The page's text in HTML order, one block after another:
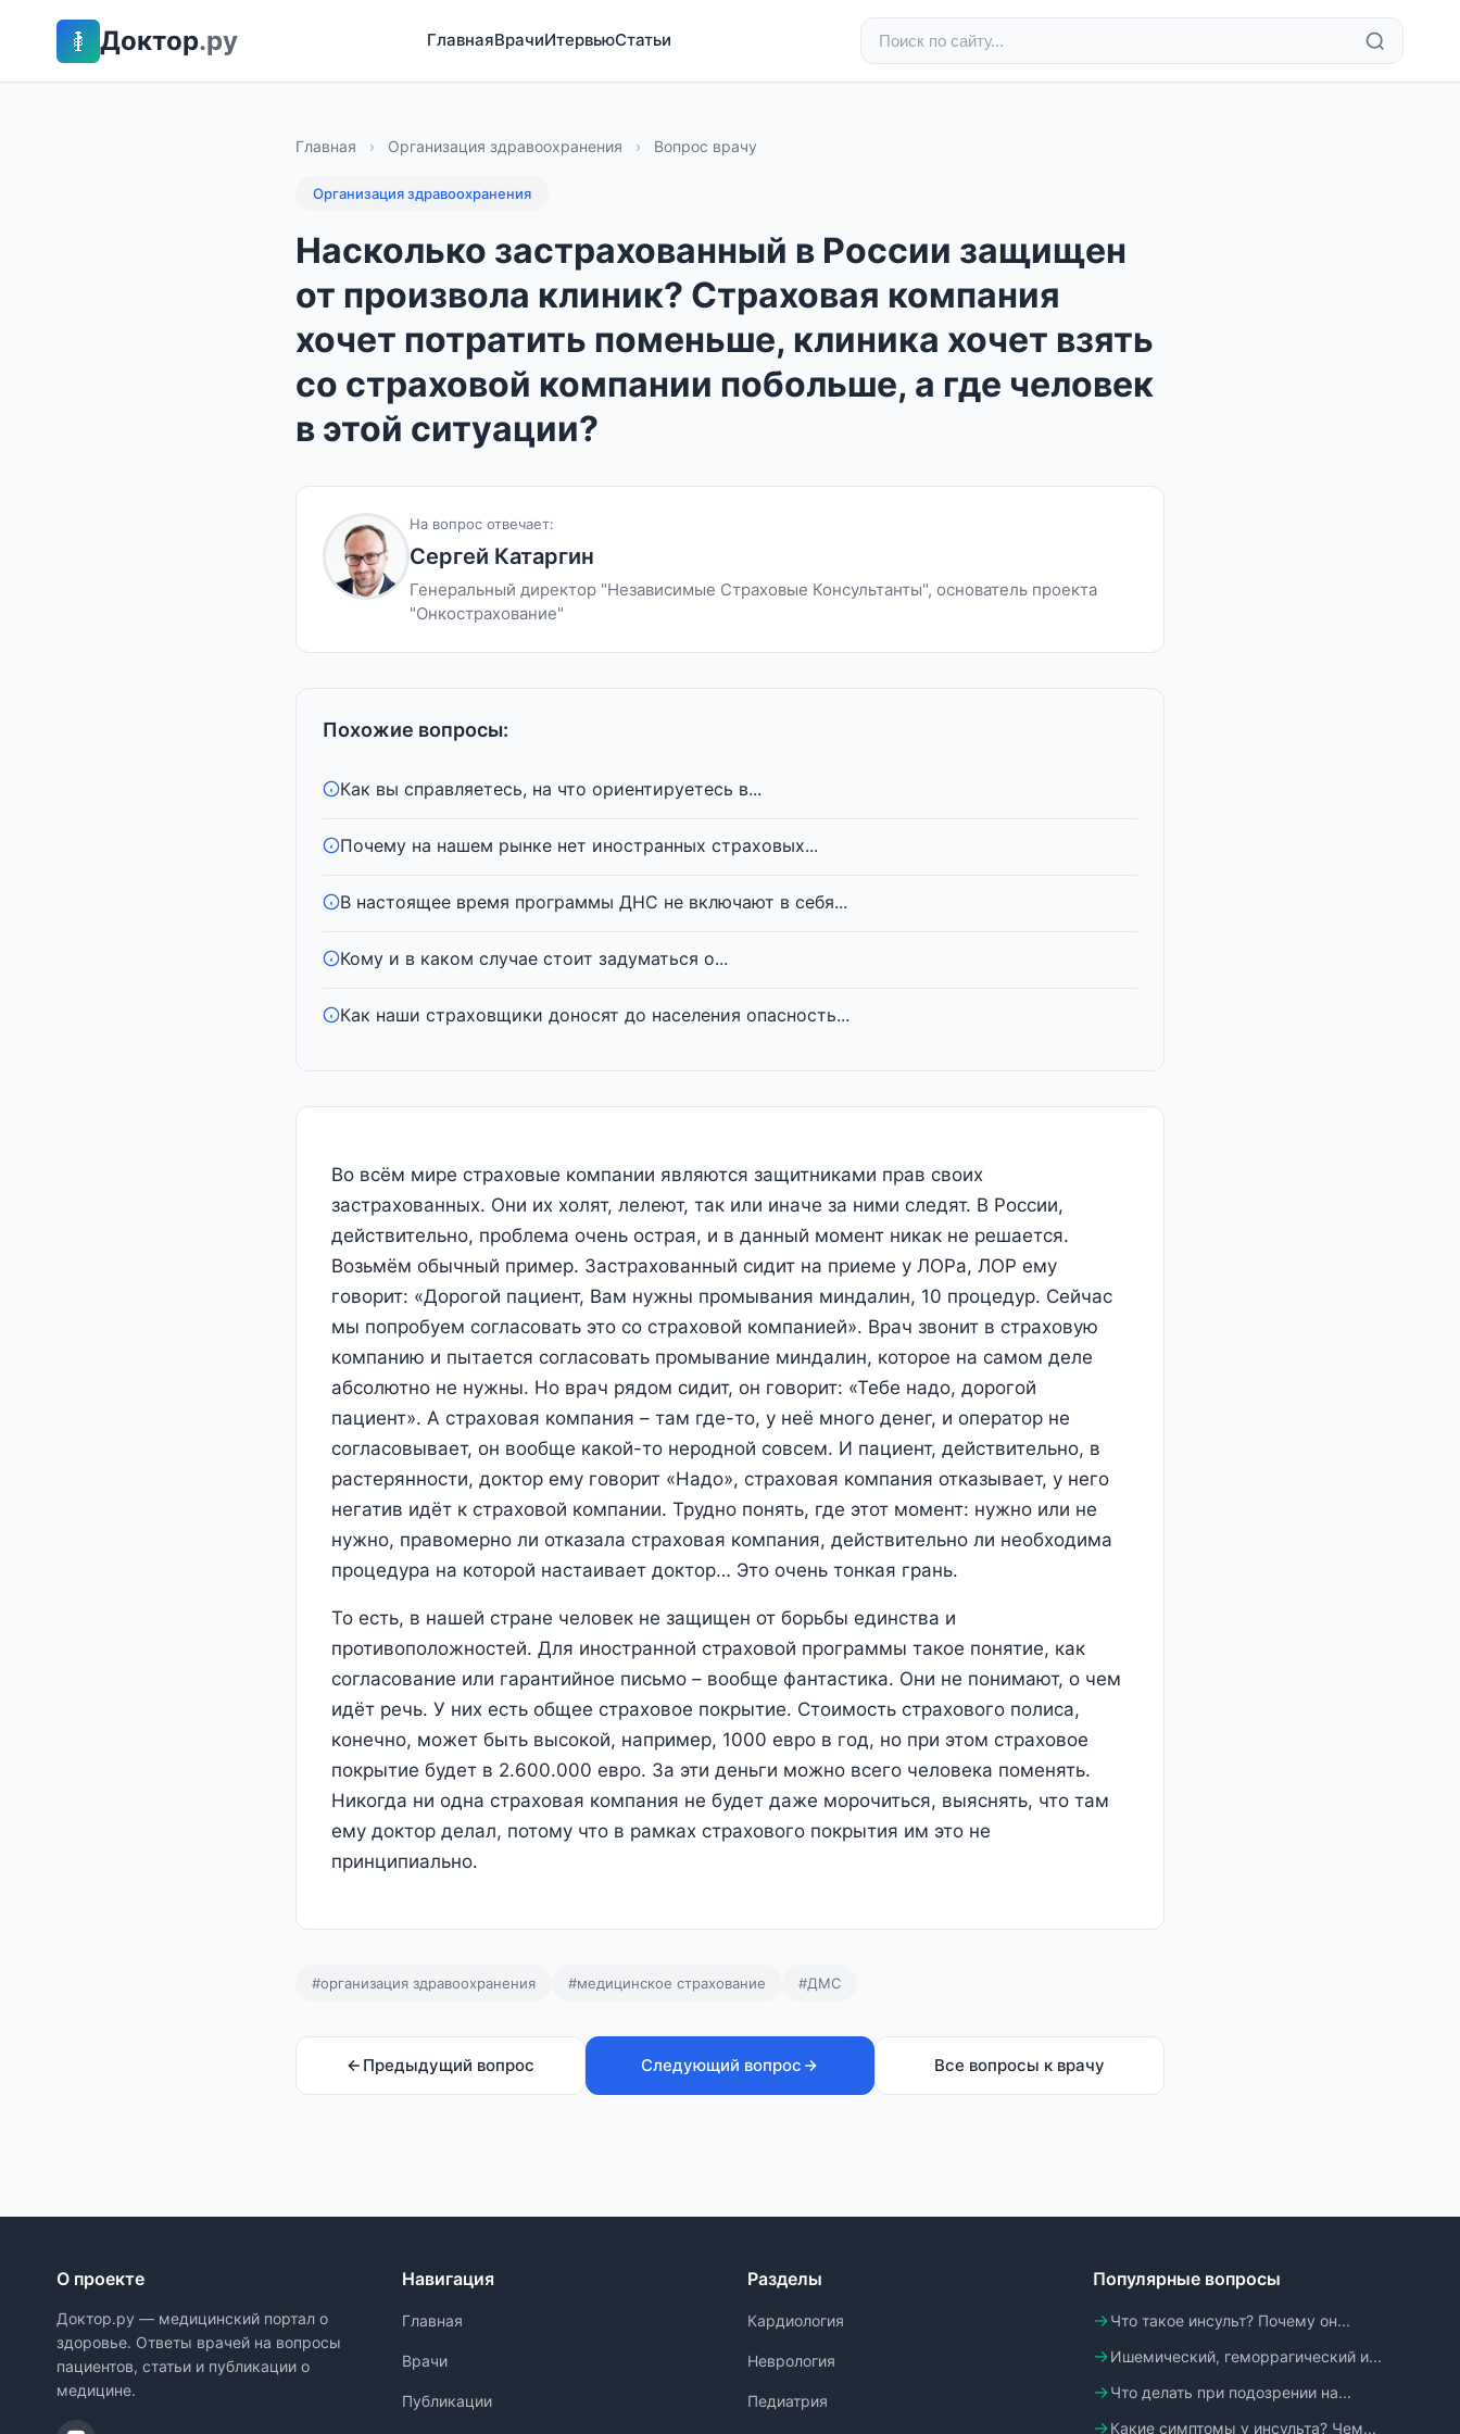
Доктор.ру ГлавнаяВрачиИтервьюСтатьи
Главная › Организация здравоохранения › Вопрос врачу
Организация здравоохранения
Насколько застрахованный в России защищен
от произвола клиник? Страховая компания
хочет потратить поменьше, клиника хочет взять
со страховой компании побольше, а где человек
в этой ситуации?
На вопрос отвечает:
Сергей Катаргин
Генеральный директор "Независимые Страховые Консультанты", основатель проекта
"Онкострахование"
Похожие вопросы:
Как вы справляетесь, на что ориентируетесь в...
Почему на нашем рынке нет иностранных страховых...
В настоящее время программы ДНС не включают в себя...
Кому и в каком случае стоит задуматься о...
Как наши страховщики доносят до населения опасность...
Во всём мире страховые компании являются защитниками прав своих
застрахованных. Они их холят, лелеют, так или иначе за ними следят. В России,
действительно, проблема очень острая, и в данный момент никак не решается.
Возьмём обычный пример. Застрахованный сидит на приеме у ЛОРа, ЛОР ему
говорит: «Дорогой пациент, Вам нужны промывания миндалин, 10 процедур. Сейчас
мы попробуем согласовать это со страховой компанией». Врач звонит в страховую
компанию и пытается согласовать промывание миндалин, которое на самом деле
абсолютно не нужны. Но врач рядом сидит, он говорит: «Тебе надо, дорогой
пациент». А страховая компания – там где-то, у неё много денег, и оператор не
согласовывает, он вообще какой-то неродной совсем. И пациент, действительно, в
растерянности, доктор ему говорит «Надо», страховая компания отказывает, у него
негатив идёт к страховой компании. Трудно понять, где этот момент: нужно или не
нужно, правомерно ли отказала страховая компания, действительно ли необходима
процедура на которой настаивает доктор… Это очень тонкая грань.
То есть, в нашей стране человек не защищен от борьбы единства и
противоположностей. Для иностранной страховой программы такое понятие, как
согласование или гарантийное письмо – вообще фантастика. Они не понимают, о чем
идёт речь. У них есть общее страховое покрытие. Стоимость страхового полиса,
конечно, может быть высокой, например, 1000 евро в год, но при этом страховое
покрытие будет в 2.600.000 евро. За эти деньги можно всего человека поменять.
Никогда ни одна страховая компания не будет даже морочиться, выяснять, что там
ему доктор делал, потому что в рамках страхового покрытия им это не
принципиально.
#организация здравоохранения #медицинское страхование #ДМС
Предыдущий вопрос Следующий вопрос Все вопросы к врачу
О проекте
Доктор.ру — медицинский портал о
здоровье. Ответы врачей на вопросы
пациентов, статьи и публикации о
медицине.
Навигация
Главная
Врачи
Публикации
Разделы
Кардиология
Неврология
Педиатрия
Популярные вопросы
Что такое инсульт? Почему он...
Ишемический, геморрагический и...
Что делать при подозрении на...
Какие симптомы у инсульта? Чем...